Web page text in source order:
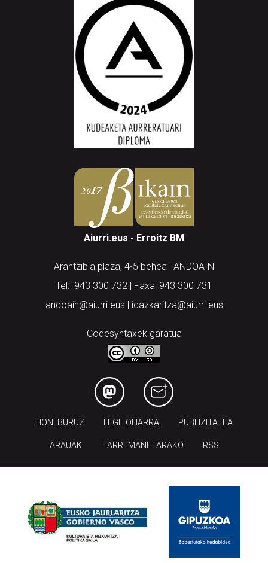
Aiurri.eus - Erroitz BM
Arantzibia plaza, 4-5 behea | ANDOAIN
Tel.: 943 300 732 | Faxa: 943 300 731
andoain@aiurri.eus | idazkaritza@aiurri.eus
Codesyntaxek garatua
HONI BURUZ LEGE OHARRA PUBLIZITATEA
ARAUAK HARREMANETARAKO RSS